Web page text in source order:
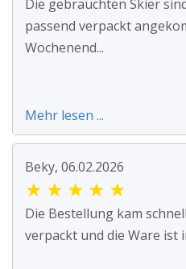
Die gebrauchten Skier
passend verpackt
Wochenend...
Mehr lesen ...
Beky, 06.02.2026
★ ★ ★ ★ ★
Die Bestellung kam
verpackt und die Ware ist